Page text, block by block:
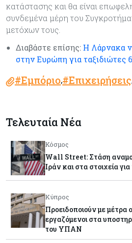
κατάστασης και θα είναι
συνδεμένα μέρη του
μετόχων τους.
Διαβάστε επίσης: Η Λάρνακα
στην Ευρώπη για ταξιδιώτες
#Εμπόριο,#Επιχειρήσεις
Τελευταία Νέα
Κόσμος
Wall Street: Στάση
Ιράν και στα στοιχεία
Κύπρος
Προειδοποιούν με μέτρα
εργαζόμενοι στα
του ΥΠΑΝ